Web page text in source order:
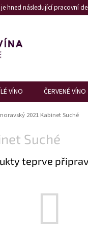
hned následující pracovní
VÍNO ČERVENÉ VÍNO
2021 Kabinet Suché
Suché
teprve